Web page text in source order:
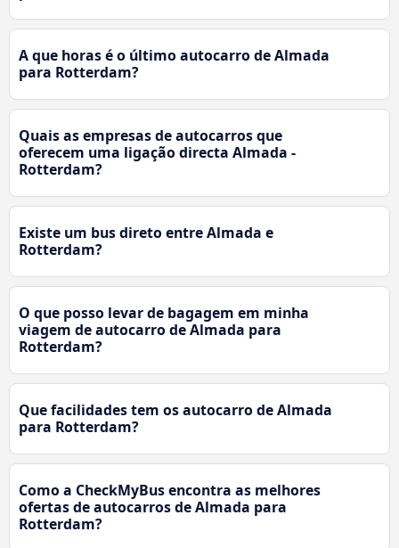
A que horas é o último autocarro de Almada
para Rotterdam?
Quais as empresas de autocarros que
oferecem uma ligação directa Almada -
Rotterdam?
Existe um bus direto entre Almada e
Rotterdam?
O que posso levar de bagagem em minha
viagem de autocarro de Almada para
Rotterdam?
Que facilidades tem os autocarro de Almada
para Rotterdam?
Como a CheckMyBus encontra as melhores
ofertas de autocarros de Almada para
Rotterdam?